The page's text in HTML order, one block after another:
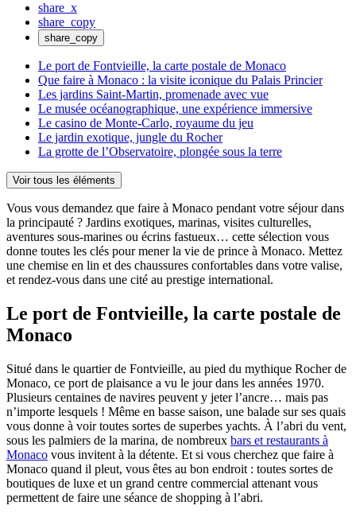
share_x
share_copy
share_copy
Le port de Fontvieille, la carte postale de Monaco
Que faire à Monaco : la visite iconique du Palais Princier
Les jardins Saint-Martin, promenade avec vue
Le musée océanographique, une expérience immersive
Le casino de Monte-Carlo, royaume du jeu
Le jardin exotique, jungle du Rocher
La grotte de l’Observatoire, plongée sous la terre
Voir tous les éléments
Vous vous demandez que faire à Monaco pendant votre séjour dans
la principauté ? Jardins exotiques, marinas, visites culturelles,
aventures sous-marines ou écrins fastueux… cette sélection vous
donne toutes les clés pour mener la vie de prince à Monaco. Mettez
une chemise en lin et des chaussures confortables dans votre valise,
et rendez-vous dans une cité au prestige international.
Le port de Fontvieille, la carte postale de
Monaco
Situé dans le quartier de Fontvieille, au pied du mythique Rocher de
Monaco, ce port de plaisance a vu le jour dans les années 1970.
Plusieurs centaines de navires peuvent y jeter l’ancre… mais pas
n’importe lesquels ! Même en basse saison, une balade sur ses quais
vous donne à voir toutes sortes de superbes yachts. À l’abri du vent,
sous les palmiers de la marina, de nombreux bars et restaurants à
Monaco vous invitent à la détente. Et si vous cherchez que faire à
Monaco quand il pleut, vous êtes au bon endroit : toutes sortes de
boutiques de luxe et un grand centre commercial attenant vous
permettent de faire une séance de shopping à l’abri.